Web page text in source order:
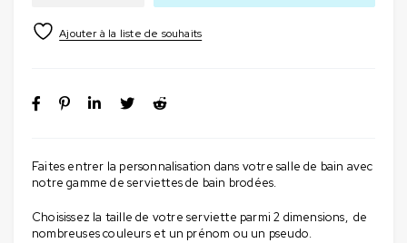
Faites entrer la personnalisation dans votre salle de bain avec
notre gamme de serviettes de bain brodées.
Choisissez la taille de votre serviette parmi 2 dimensions, de
nombreuses couleurs et un prénom ou un pseudo.